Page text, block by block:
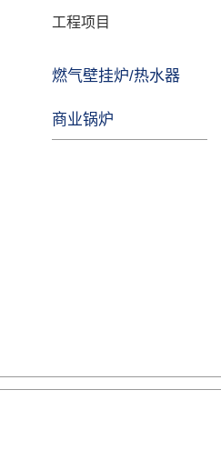
工程项目
燃气壁挂炉/热水器
商业锅炉